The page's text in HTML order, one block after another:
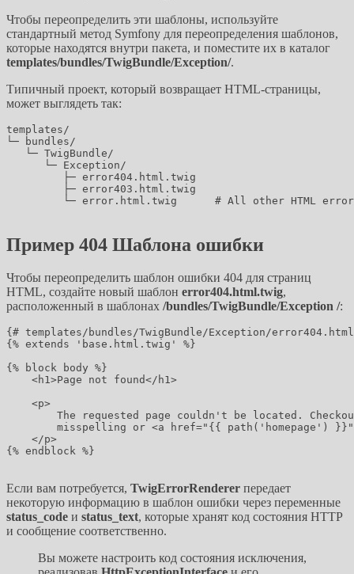
Чтобы переопределить эти шаблоны, используйте
стандартный метод Symfony для переопределения шаблонов,
которые находятся внутри пакета, и поместите их в каталог
templates/bundles/TwigBundle/Exception/.
Типичный проект, который возвращает HTML-страницы,
может выглядеть так:
templates/
└─ bundles/
   └─ TwigBundle/
      └─ Exception/
         ├─ error404.html.twig
         ├─ error403.html.twig
└─ error.html.twig      # All other HTML
Пример 404 Шаблона ошибки
Чтобы переопределить шаблон ошибки 404 для страниц
HTML, создайте новый шаблон error404.html.twig,
расположенный в шаблонах /bundles/TwigBundle/Exception /:
{# templates/bundles/TwigBundle/Exception/
{% extends 'base.html.twig' %}
{% block body %}
    <h1>Page not found</h1>
    <p>
The requested page couldn't be located.
misspelling or <a href="{{ path('homepage')
    </p>
{% endblock %}
Если вам потребуется, TwigErrorRenderer передает
некоторую информацию в шаблон ошибки через переменные
status_code и status_text, которые хранят код состояния HTTP
и сообщение соответственно.
Вы можете настроить код состояния исключения,